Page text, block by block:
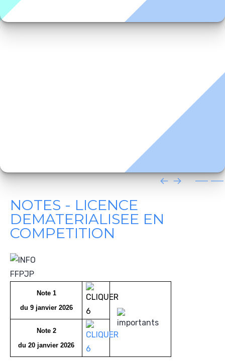
NOTES - LICENCE
DEMATERIALISEE EN
COMPETITION
Note 1
du 9 janvier 2026
Note 2
du 20 janvier 2026